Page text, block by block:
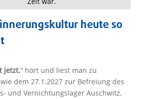
heute so
jetzt.“ hört und liest man zu
dem 27.1.2027 zur Befreiung des
und Vernichtungslager Auschwitz,